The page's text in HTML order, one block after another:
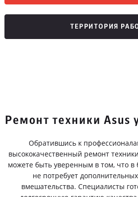
ТЕРРИТОРИЯ
Ремонт техники Asus
Обратившись к
высококачественный ремонт
можете быть уверенным в том, что
не потребует
вмешательства. Специалисты